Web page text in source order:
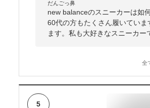
だんごっ鼻
new balanceのスニーカーは如
60代の方もたくさん履いてい
ます。私も大好きなスニーカー
全
5